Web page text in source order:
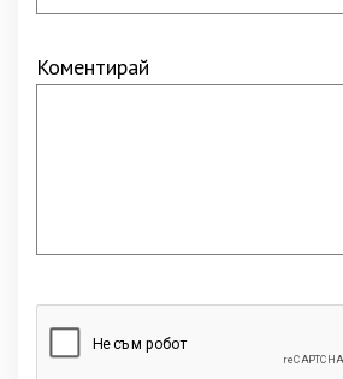
Коментирай